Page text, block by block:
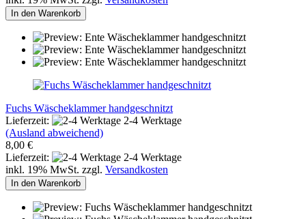
In den Warenkorb
Fuchs Wäscheklammer handgeschnitzt
Lieferzeit:
2-4 Werktage
(Ausland abweichend)
8,00 €
Lieferzeit:
2-4 Werktage
inkl. 19% MwSt. zzgl. Versandkosten
In den Warenkorb